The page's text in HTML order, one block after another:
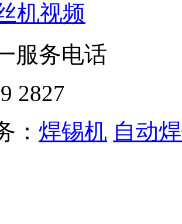
机视频
服务电话
2827
： 焊锡机 自动